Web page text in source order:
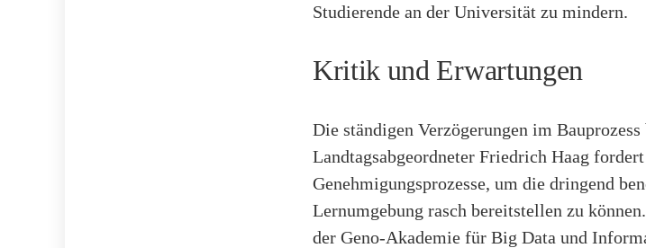
Studierende an der Universität zu mindern.
Kritik und Erwartungen
Die ständigen Verzögerungen im
Landtagsabgeordneter Friedrich Haag
Genehmigungsprozesse, um die dringend
Lernumgebung rasch bereitstellen zu
der Geno-Akademie für Big Data und